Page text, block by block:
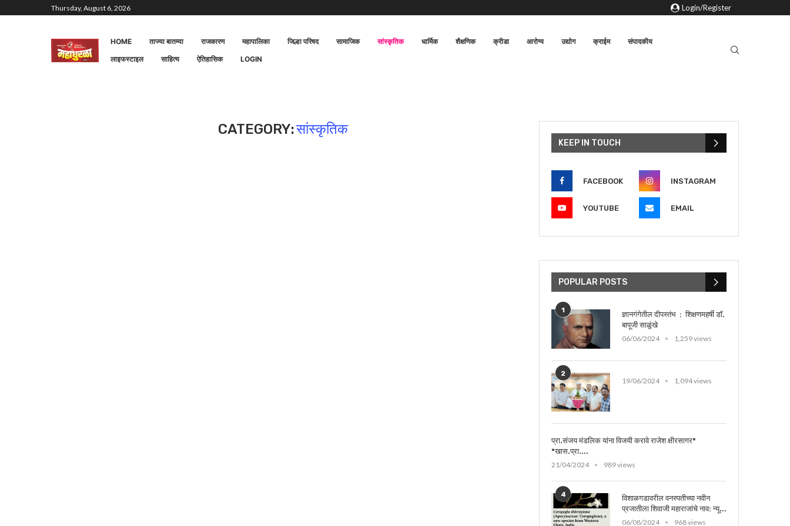
Thursday, August 6, 2026 Login/Register
HOME ताज्या बातम्या राजकारण महापालिका जिल्हा परिषद सामाजिक सांस्कृतिक धार्मिक शैक्षणिक क्रीडा आरोग्य उद्योग क्राईम
संपादकीय
लाइफस्टाइल
साहित्य ऐतिहासिक LOGIN
CATEGORY:सांस्कृतिक
KEEP IN TOUCH
FACEBOOK INSTAGRAM
YOUTUBE EMAIL
POPULAR POSTS
1
ज्ञानगंगेतील दीपस्तंभ : शिक्षणमहर्षी डॉ.
बापूजी साळुंखे
06/06/2024
1,259 views
2
19/06/2024 1,094 views
प्रा.संजय मंडलिक यांना विजयी करावे राजेश क्षीरसागर*
*खास.प्रा....
21/04/2024
989 views
4
विशाळगडावरील वनस्पतीच्या नवीन
प्रजातीला शिवाजी महाराजांचे नाव: न्यू...
06/08/2024
968 views